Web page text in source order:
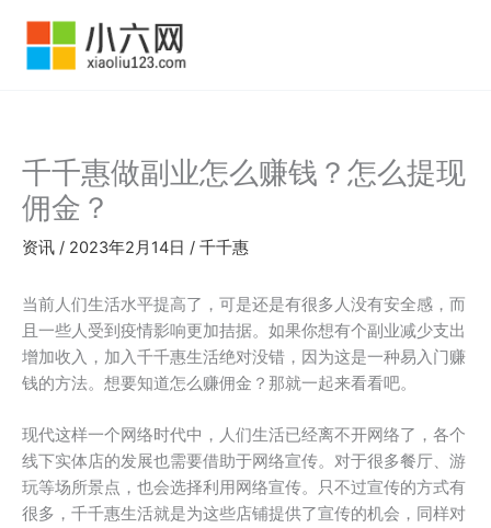
千千惠做副业怎么赚钱？怎么提现
佣金？
资讯 / 2023年2月14日 / 千千惠
当前人们生活水平提高了，可是还是有很多人没有安全感，而
且一些人受到疫情影响更加拮据。如果你想有个副业减少支出
增加收入，加入千千惠生活绝对没错，因为这是一种易入门赚
钱的方法。想要知道怎么赚佣金？那就一起来看看吧。
现代这样一个网络时代中，人们生活已经离不开网络了，各个
线下实体店的发展也需要借助于网络宣传。对于很多餐厅、游
玩等场所景点，也会选择利用网络宣传。只不过宣传的方式有
很多，千千惠生活就是为这些店铺提供了宣传的机会，同样对